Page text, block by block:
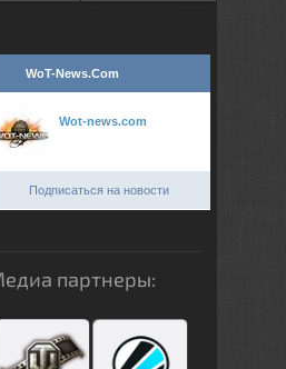
WoT-News.Com
Wot-news.com
Подписаться на новости
партнеры: